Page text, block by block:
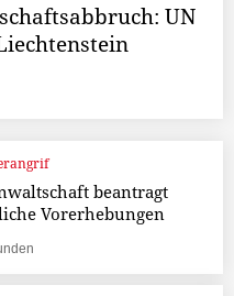
UN
beantragt
Vorerhebungen